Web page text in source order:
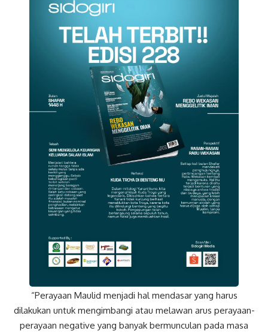
“Perayaan Maulid menjadi hal mendasar yang harus
dilakukan untuk mengimbangi atau melawan arus perayaan-
perayaan negative yang banyak bermunculan pada masa